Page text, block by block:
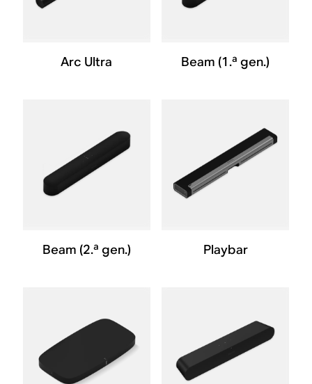
Arc Ultra Beam (1.ª gen.)
Beam (2.ª gen.) Playbar